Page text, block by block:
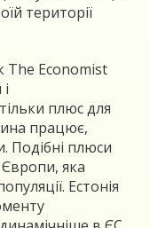
території
The Economist
плюс для
працює,
Подібні плюси
Європи, яка
Естонія